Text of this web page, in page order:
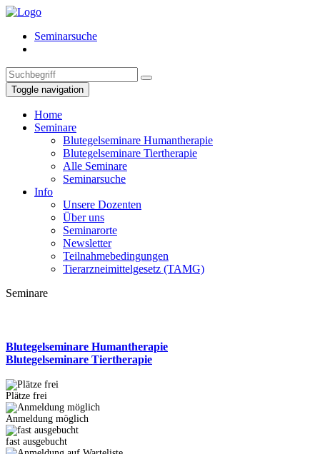
Seminarsuche
Toggle navigation
Home
Seminare
Blutegelseminare Humantherapie
Blutegelseminare Tiertherapie
Alle Seminare
Seminarsuche
Info
Unsere Dozenten
Über uns
Seminarorte
Newsletter
Teilnahmebedingungen
Tierarzneimittelgesetz (TAMG)
Seminare
Blutegelseminare Humantherapie
Blutegelseminare Tiertherapie
Plätze frei
Anmeldung möglich
fast ausgebucht